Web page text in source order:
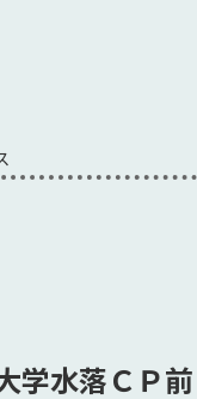
学水落ＣＰ前